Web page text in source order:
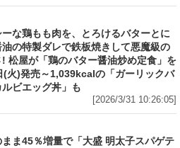
ーな鶏もも肉を、とろけるバターとに
油の特製ダレで鉄板焼きして悪魔級の
松屋が「鶏のバター醤油炒め定食」を
(火)発売～1,039kcalの「ガーリックバ
ビエッグ丼」も
[2026/3/31 10:26:05]
ま45％増量で「大盛 明太子スパゲテ